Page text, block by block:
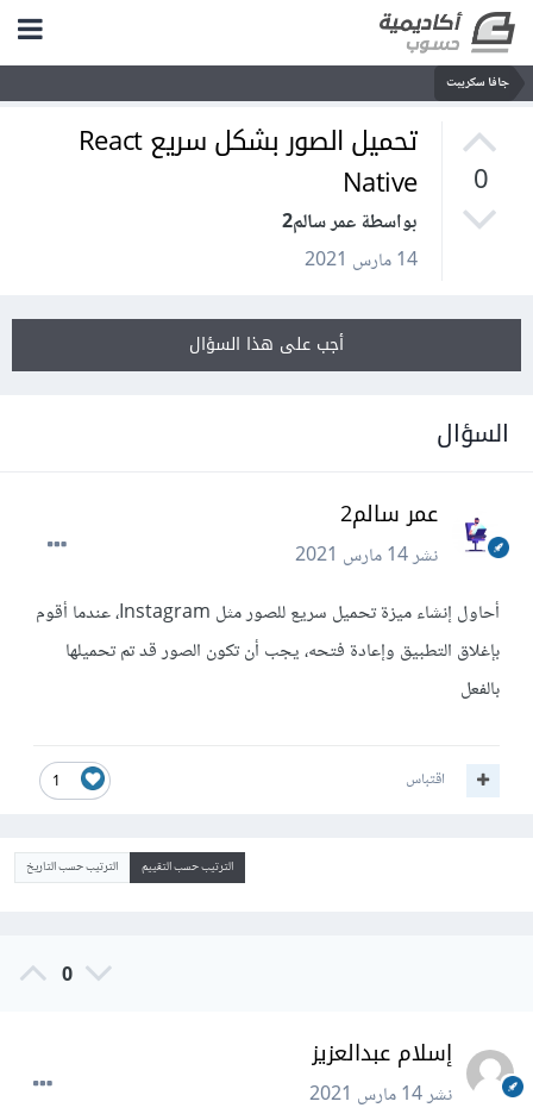
جافا سكريبت
0
تحميل الصور بشكل سريع React
Native
بواسطة عمر سالم2
14 مارس 2021
أجب على هذا السؤال
السؤال
عمر سالم2
نشر14 مارس 2021
أحاول إنشاء ميزة تحميل سريع للصور مثل Instagram، عندما أقوم
بإغلاق التطبيق وإعادة فتحه، يجب أن تكون الصور قد تم تحميلها
بالفعل
1 اقتباس
الترتيب حسب التقييم الترتيب حسب التاريخ
0
إسلام عبدالعزيز
نشر14 مارس 2021